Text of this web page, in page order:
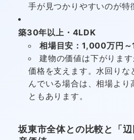
手が見つかりやすいのが特
築30年以上・4LDK
相場目安：1,000万円
建物の価値は下がりま
価格を支えます。水回りな
んでいる場合は、相場より
ともあります。
坂東市全体との比較と「